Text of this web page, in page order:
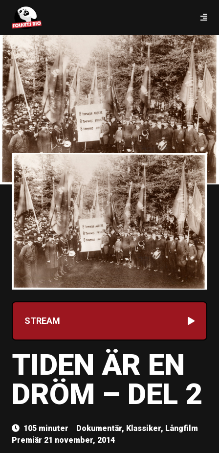
STREAM
TIDEN ÄR EN
DRÖM – DEL 2
105 minuter
Dokumentär, Klassiker, Långfilm
Premiär 21 november, 2014